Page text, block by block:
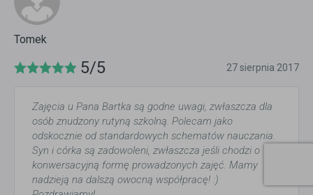
Tomek
5/5 27 sierpnia 2017
Zajęcia u Pana Bartka są godne uwagi, zwłaszcza dla
osób znudzony rutyną szkolną. Polecam jako
odskocznie od standardowych schematów nauczania.
Syn i córka są zadowoleni, zwłaszcza jeśli chodzi o
konwersacyjną formę prowadzonych zajęć. Mamy
nadzieją na dalszą owocną współpracę! :)